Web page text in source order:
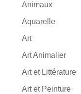
Animaux
Aquarelle
Art
Art Animalier
Art et Littérature
Art et Peinture